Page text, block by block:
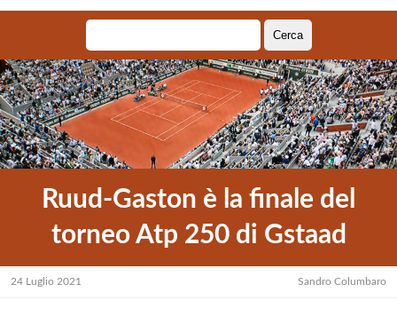
per:
Ruud-Gaston è la finale del
torneo Atp 250 di Gstaad
24 Luglio 2021 Sandro Columbaro